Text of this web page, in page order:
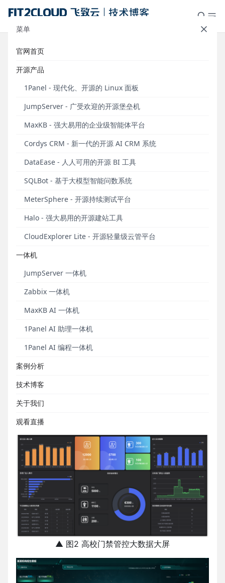
菜单
官网首页
开源产品
1Panel - 现代化、开源的 Linux 面板
JumpServer - 广受欢迎的开源堡垒机
MaxKB - 强大易用的企业级智能体平台
Cordys CRM - 新一代的开源 AI CRM 系统
DataEase - 人人可用的开源 BI 工具
SQLBot - 基于大模型智能问数系统
MeterSphere - 开源持续测试平台
Halo - 强大易用的开源建站工具
CloudExplorer Lite - 开源轻量级云管平台
一体机
JumpServer 一体机
Zabbix 一体机
MaxKB AI 一体机
1Panel AI 助理一体机
1Panel AI 编程一体机
案例分析
技术博客
关于我们
观看直播
行业模板｜DataEase教育行业大屏
模板推荐
模板市场（https://templates-de.fit2cloud.com
并于2024年1月新增适用于DataEase v2版本的模板分
拿来即用的大屏模板，方便用户根据自身的业务需求
和使用场景选择对应的大屏模板，并且在优质模板的
量已经达到217个，其中包括DataEase v1版本模板
150个、DataEase v2版本模板67个。这些模板广泛
医疗、旅游等行业应用场景，可供各行业用户免费下
载使用。
本期为大家推荐DataEase v2版本中4款精美的教育行
▲ 图2 高校门禁管控大数据大屏